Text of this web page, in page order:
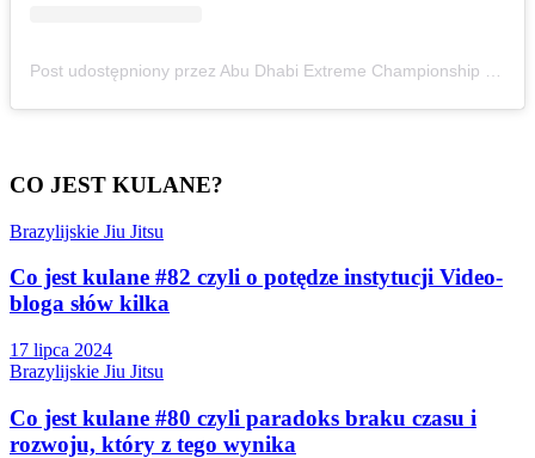
Post udostępniony przez Abu Dhabi Extreme Championship (@adxcofficial)
CO JEST KULANE?
Brazylijskie Jiu Jitsu
Co jest kulane #82 czyli o potędze instytucji Video-
bloga słów kilka
17 lipca 2024
Brazylijskie Jiu Jitsu
Co jest kulane #80 czyli paradoks braku czasu i
rozwoju, który z tego wynika